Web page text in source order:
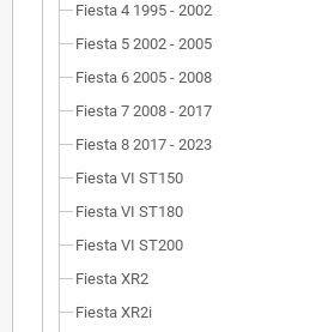
Fiesta 4 1995 - 2002
Fiesta 5 2002 - 2005
Fiesta 6 2005 - 2008
Fiesta 7 2008 - 2017
Fiesta 8 2017 - 2023
Fiesta VI ST150
Fiesta VI ST180
Fiesta VI ST200
Fiesta XR2
Fiesta XR2i